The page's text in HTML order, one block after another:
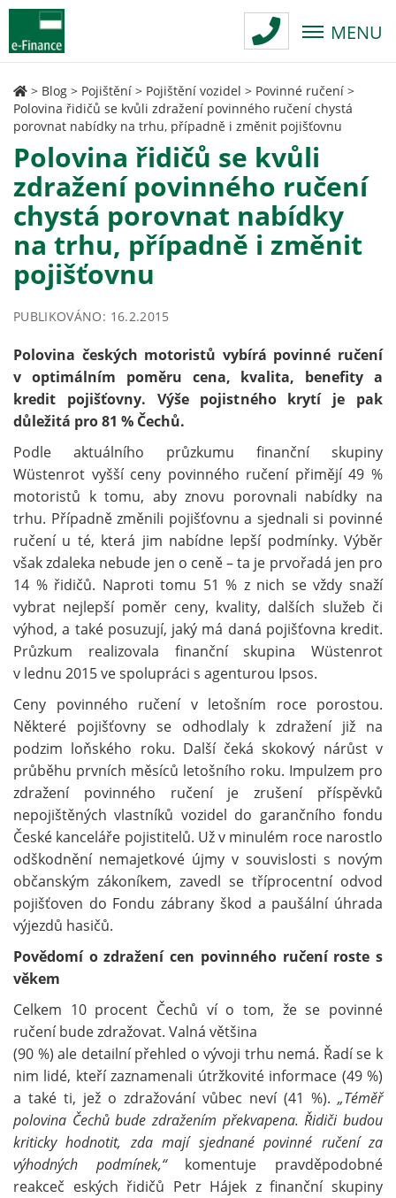
MENU
> Blog > Pojištění > Pojištění vozidel > Povinné ručení >
Polovina řidičů se kvůli zdražení povinného ručení chystá
porovnat nabídky na trhu, případně i změnit pojišťovnu
Polovina řidičů se kvůli
zdražení povinného ručení
chystá porovnat nabídky
na trhu, případně i změnit
pojišťovnu
PUBLIKOVÁNO: 16.2.2015
Polovina českých motoristů vybírá povinné ručení
v optimálním poměru cena, kvalita, benefity a
kredit pojišťovny. Výše pojistného krytí je pak
důležitá pro 81 % Čechů.
Podle aktuálního průzkumu finanční skupiny
Wüstenrot vyšší ceny povinného ručení přimějí 49 %
motoristů k tomu, aby znovu porovnali nabídky na
trhu. Případně změnili pojišťovnu a sjednali si povinné
ručení u té, která jim nabídne lepší podmínky. Výběr
však zdaleka nebude jen o ceně – ta je prvořadá jen pro
14 % řidičů. Naproti tomu 51 % z nich se vždy snaží
vybrat nejlepší poměr ceny, kvality, dalších služeb či
výhod, a také posuzují, jaký má daná pojišťovna kredit.
Průzkum realizovala finanční skupina Wüstenrot
v lednu 2015 ve spolupráci s agenturou Ipsos.
Ceny povinného ručení v letošním roce porostou.
Některé pojišťovny se odhodlaly k zdražení již na
podzim loňského roku. Další čeká skokový nárůst v
průběhu prvních měsíců letošního roku. Impulzem pro
zdražení povinného ručení je zrušení příspěvků
nepojištěných vlastníků vozidel do garančního fondu
České kanceláře pojistitelů. Už v minulém roce narostlo
odškodnění nemajetkové újmy v souvislosti s novým
občanským zákoníkem, zavedl se tříprocentní odvod
pojišťoven do Fondu zábrany škod a paušální úhrada
výjezdů hasičů.
Povědomí o zdražení cen povinného ručení roste s
věkem
Celkem 10 procent Čechů ví o tom, že se povinné
ručení bude zdražovat. Valná většina
(90 %) ale detailní přehled o vývoji trhu nemá. Řadí se k
nim lidé, kteří zaznamenali útržkovité informace (49 %)
a také ti, jež o zdražování vůbec neví (41 %). „Téměř
polovina Čechů bude zdražením překvapena. Řidiči budou
kriticky hodnotit, zda mají sjednané povinné ručení za
výhodných podmínek,“ komentuje pravděpodobné
reakceč eských řidičů Petr Hájek z finanční skupiny